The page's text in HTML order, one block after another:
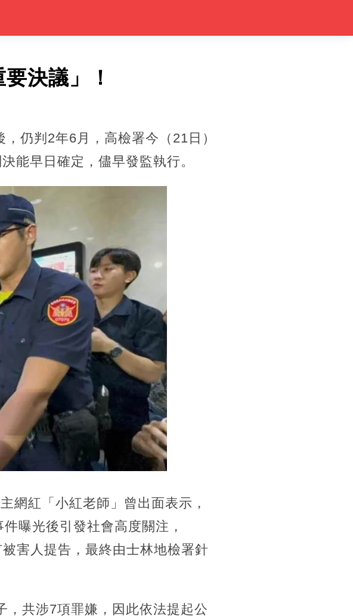
決議」！
仍判2年6月，高檢署今（21日）
能早日確定，儘早發監執行。
網紅「小紅老師」曾出面表示，
曝光後引發社會高度關注，
害人提告，最終由士林地檢署針
共涉7項罪嫌，因此依法提起公